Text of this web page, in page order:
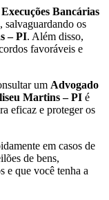
Bancárias
salvaguardando os
– PI. Além disso,
favoráveis e
um Advogado
Martins – PI é
eficaz e proteger os
em casos de
de bens,
e que você tenha a